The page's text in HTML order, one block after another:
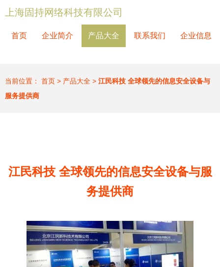
上海固持网络科技有限公司
首页 企业简介 产品大全 联系我们 企业信息
当前位置： 首页 > 产品大全 > 江民科技 全球领先的信息安全设备与
服务提供商
江民科技 全球领先的信息安全设备与服
务提供商